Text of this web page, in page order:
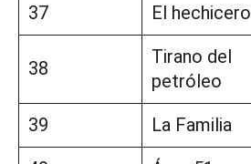
37 El hechicero
38
Tirano del
petróleo
39 La Familia